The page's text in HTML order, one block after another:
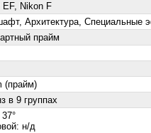
EF, Nikon F
Архитектура, Специальные
прайм
(прайм)
в 9 группах
н/д